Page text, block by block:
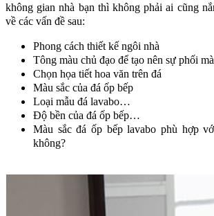
không gian nhà bạn thì không phải ai cũng
về các vấn đề sau:
Phong cách thiết kế ngôi nhà
Tông màu chủ đạo để tạo nên sự phối
Chọn họa tiết hoa văn trên đá
Màu sắc của đá ốp bếp
Loại mẫu đá lavabo…
Độ bền của đá ốp bếp…
Màu sắc đá ốp bếp lavabo phù hợp
không?